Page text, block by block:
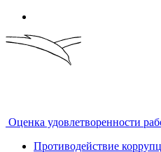
Оценка удовлетворенности
Противодействие